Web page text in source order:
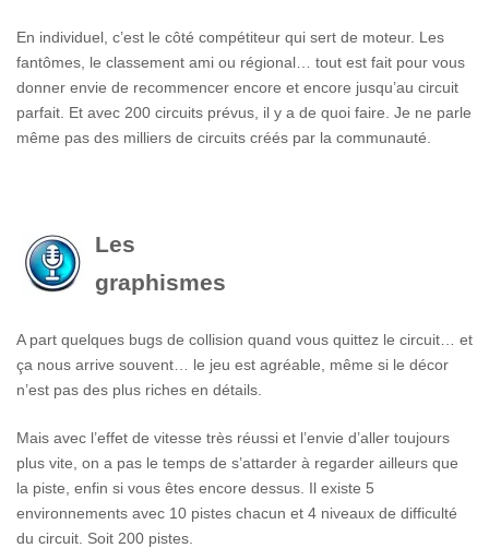
En individuel, c’est le côté compétiteur qui sert de moteur. Les
fantômes, le classement ami ou régional… tout est fait pour vous
donner envie de recommencer encore et encore jusqu’au circuit
parfait. Et avec 200 circuits prévus, il y a de quoi faire. Je ne parle
même pas des milliers de circuits créés par la communauté.
Les
graphismes
A part quelques bugs de collision quand vous quittez le circuit… et
ça nous arrive souvent… le jeu est agréable, même si le décor
n’est pas des plus riches en détails.
Mais avec l’effet de vitesse très réussi et l’envie d’aller toujours
plus vite, on a pas le temps de s’attarder à regarder ailleurs que
la piste, enfin si vous êtes encore dessus. Il existe 5
environnements avec 10 pistes chacun et 4 niveaux de difficulté
du circuit. Soit 200 pistes.